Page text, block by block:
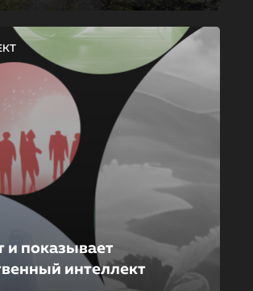
и показывает
интеллект